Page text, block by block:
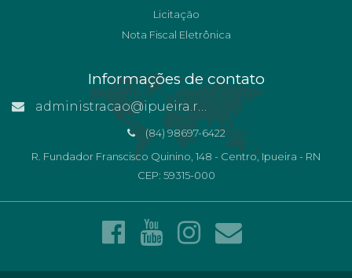
Licitação
Nota Fiscal Eletrônica
Informações de contato
administracao@ipueira.rn.gov.br
(84) 98697-6422
R. Fundador Franscisco Quinino, 148 - Centro, Ipueira - RN
CEP: 59315-000